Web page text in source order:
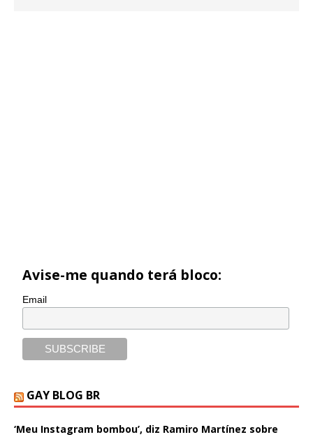
Avise-me quando terá bloco:
Email
GAY BLOG BR
‘Meu Instagram bombou’, diz Ramiro Martínez sobre